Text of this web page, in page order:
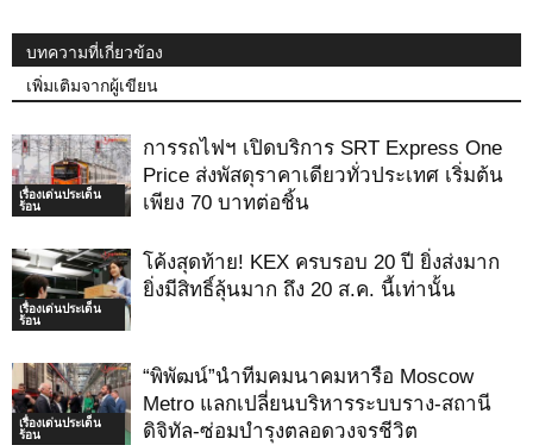
บทความที่เกี่ยวข้อง
เพิ่มเติมจากผู้เขียน
เรื่องเด่นประเด็น
ร้อน
การรถไฟฯ เปิดบริการ SRT Express One
Price ส่งพัสดุราคาเดียวทั่วประเทศ เริ่มต้น
เพียง 70 บาทต่อชิ้น
เรื่องเด่นประเด็น
ร้อน
โค้งสุดท้าย! KEX ครบรอบ 20 ปี ยิ่งส่งมาก
ยิ่งมีสิทธิ์ลุ้นมาก ถึง 20 ส.ค. นี้เท่านั้น
เรื่องเด่นประเด็น
ร้อน
“พิพัฒน์”นำทีมคมนาคมหารือ Moscow
Metro แลกเปลี่ยนบริหารระบบราง-สถานี
ดิจิทัล-ซ่อมบำรุงตลอดวงจรชีวิต